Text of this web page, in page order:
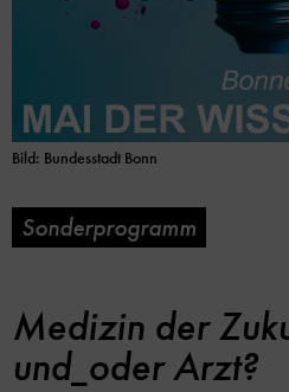
Bild: Bundesstadt Bonn
Sonderprogramm
Medizin der
und_oder Arzt?